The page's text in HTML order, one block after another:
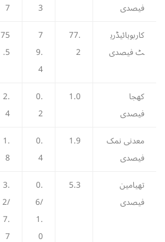
فیصدی
3
7
کاربوہائیڈری
ٹ فیصدی
77.
2
7
9.
4
75
.5
کھجا
فیصدی
1.0
0.
2
2.
4
معدنی نمک
فیصدی
1.9
0.
4
1.
8
تھیامین
فیصدی
5.3
0.
6/
1.
0
3.
2/
7.
7